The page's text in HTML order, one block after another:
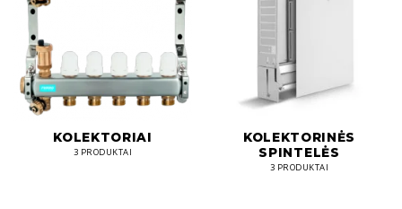
KOLEKTORIAI
3 PRODUKTAI
KOLEKTORINĖS
SPINTELĖS
3 PRODUKTAI